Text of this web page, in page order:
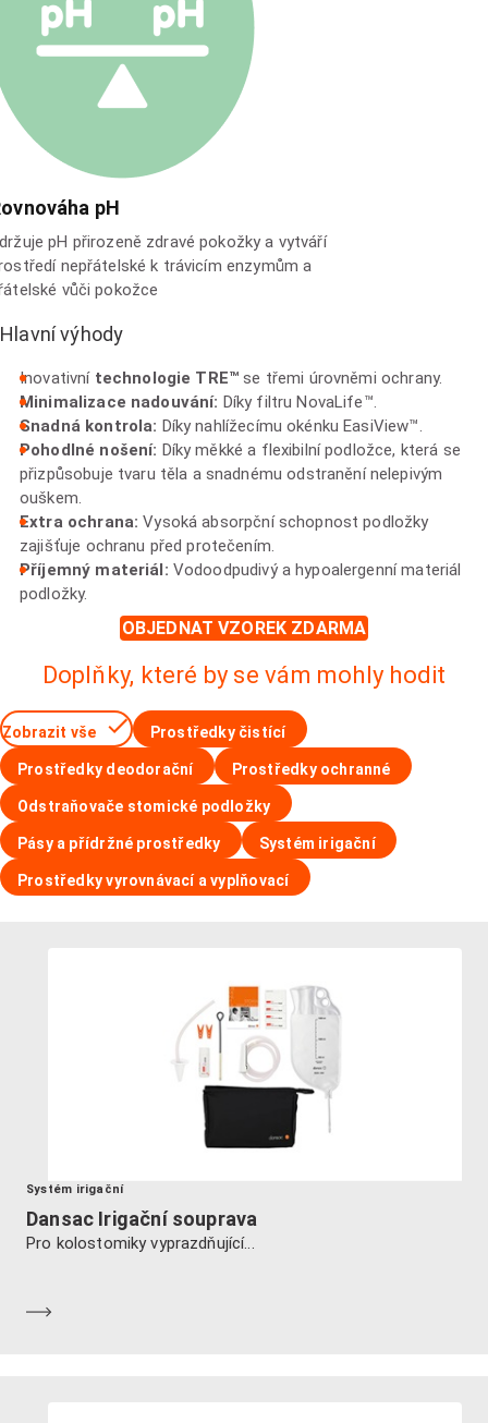
pH
pH přirozeně zdravé pokožky a vytváří
nepřátelské k trávicím enzymům a
vůči pokožce
Hlavní výhody
Inovativní technologie TRE™ se třemi úrovněmi ochrany.
Minimalizace nadouvání: Díky filtru NovaLife™.
Snadná kontrola: Díky nahlížecímu okénku EasiView™.
Pohodlné nošení: Díky měkké a flexibilní podložce, která se
přizpůsobuje tvaru těla a snadnému odstranění nelepivým
ouškem.
Extra ochrana: Vysoká absorpční schopnost podložky
zajišťuje ochranu před protečením.
Příjemný materiál: Vodoodpudivý a hypoalergenní materiál
podložky.
OBJEDNAT VZOREK ZDARMA
Doplňky, které by se vám mohly hodit
Zobrazit vše Prostředky čistící
Prostředky deodorační Prostředky ochranné
Odstraňovače stomické podložky
Pásy a přídržné prostředky Systém irigační
Prostředky vyrovnávací a vyplňovací
Systém irigační
Dansac Irigační souprava
Pro kolostomiky vyprazdňující...